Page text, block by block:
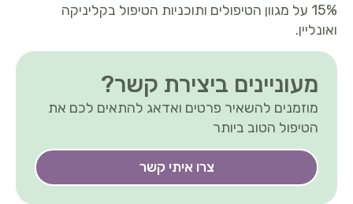
15% על מגוון הטיפולים ותוכניות הטיפול בקליניקה
ואונליין.
מעוניינים ביצירת קשר?
מוזמנים להשאיר פרטים ואדאג להתאים לכם את
הטיפול הטוב ביותר
צרו איתי קשר